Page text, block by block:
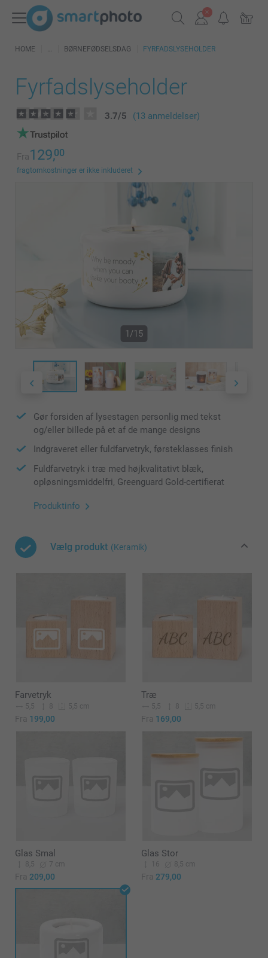
HOME BØRNEFØDSELSDAG FYRFADSLYSEHOLDER
Fyrfadslyseholder
3.7/5 (13 anmeldelser)
Fra129,00
fragtomkostninger er ikke inkluderet
1/15
Gør forsiden af lysestagen personlig med tekst
og/eller billede på et af de mange designs
Indgraveret eller fuldfarvetryk, førsteklasses finish
Fuldfarvetryk i træ med højkvalitativt blæk,
opløsningsmiddelfri, Greenguard Gold-certifierat
Produktinfo
Vælg produkt (Keramik)
Farvetryk
5,5 8 5,5 cm
Fra 199,00
Træ
5,5 8 5,5 cm
Fra 169,00
Glas Smal
8,5 7 cm
Fra 209,00
Glas Stor
16 8,5 cm
Fra 279,00